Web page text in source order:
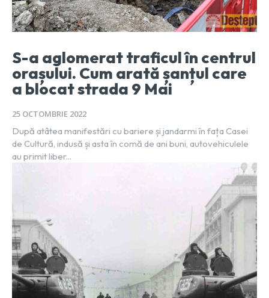
S-a aglomerat traficul în centrul
orașului. Cum arată șanțul care
a blocat strada 9 Mai
25 OCTOMBRIE 2022
După atâtea manifestări cu bariere și jandarmi în fața Casei
de Cultură, indusă și asta în comă de ani buni, autovehiculele
au primit liber...